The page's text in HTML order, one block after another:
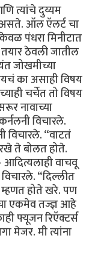
त्यांचे दुय्यम
असते. ऑल ऍलर्ट चा
पंधरा मिनीटात
ठेवली जातील
जोखमीच्या
का असाही विषय
चर्चेत तो विषय
नावाच्या
विचारले.
विचारले. “वाटतं
ते बोलत होते.
आदित्यलाही वाचवू
“दिल्लीत
होते खरे. पण
एकमेव तज्ज्ञ आहे
फ्यूजन रिऍक्टर्स
मेजर. मी त्यांना